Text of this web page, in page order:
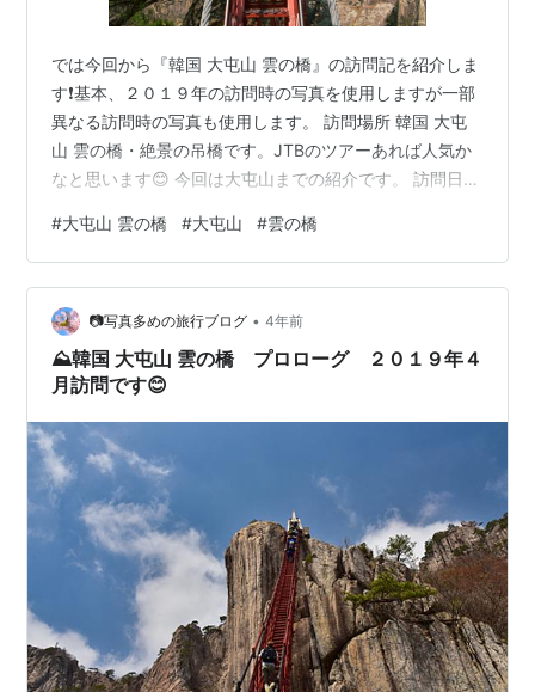
では今回から『韓国 大屯山 雲の橋』の訪問記を紹介しま
す❗基本、２０１９年の訪問時の写真を使用しますが一部
異なる訪問時の写真も使用します。 訪問場所 韓国 大屯
山 雲の橋・絶景の吊橋です。JTBのツアーあれば人気か
なと思います😊 今回は大屯山までの紹介です。 訪問日時
AF-S NIKKOR 24-120mm f/4G ED VRRICOH THETA
SC（360°カメラ） 備考 私の海外スペックは・海外語は
分からない（英語中学レベル程度？） ・googleのサービ
ス（翻訳）を強力に使用 ・常にオンライン状態、ポケッ
トwifi相当を必…
#大屯山 雲の橋 #大屯山 #雲の橋
📷写真多めの旅行ブログ • 4年前
⛰️韓国 大屯山 雲の橋 プロローグ ２０１９年４
月訪問です😊